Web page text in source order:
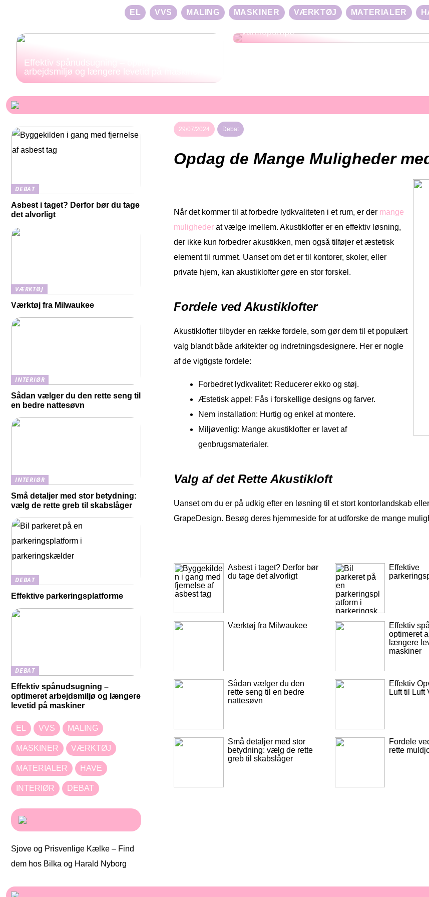
EL VVS MALING MASKINER VÆRKTØJ MATERIALER
Effektiv spånudsugning – optimeret
arbejdsmiljø og længere levetid på maskiner
Effektiv Opvarmning med Luft til Luft
Varmepumpe
29/07/2024 Debat
Opdag de Mange Muligheder
Når det kommer til at forbedre lydkvaliteten i et rum, er der mange
muligheder at vælge imellem. Akustiklofter er en effektiv løsning,
der ikke kun forbedrer akustikken, men også tilføjer et æstetisk
element til rummet. Uanset om det er til kontorer, skoler, eller
private hjem, kan akustiklofter gøre en stor forskel.
Fordele ved Akustiklofter
Akustiklofter tilbyder en række fordele, som gør dem til et populært
valg blandt både arkitekter og indretningsdesignere. Her er nogle
af de vigtigste fordele:
Forbedret lydkvalitet: Reducerer ekko og støj.
Æstetisk appel: Fås i forskellige designs og farver.
Nem installation: Hurtig og enkel at montere.
Miljøvenlig: Mange akustiklofter er lavet af
genbrugsmaterialer.
Valg af det Rette Akustikloft
Uanset om du er på udkig efter en løsning til et stort kontorlandskab
GrapeDesign. Besøg deres hjemmeside for at udforske de mange
Asbest i taget? Derfor bør
du tage det alvorligt
Værktøj fra Milwaukee
Sådan vælger du den
rette seng til en bedre
nattesøvn
Små detaljer med stor
betydning: vælg de rette
greb til skabslåger
Effektive
Effektiv
optimeret
længere
maskiner
Effektiv
Luft til Luft
Fordele
rette
DEBAT
Asbest i taget? Derfor bør du tage
det alvorligt
VÆRKTØJ
Værktøj fra Milwaukee
INTERIØR
Sådan vælger du den rette seng til
en bedre nattesøvn
INTERIØR
Små detaljer med stor betydning:
vælg de rette greb til skabslåger
DEBAT
Effektive parkeringsplatforme
DEBAT
Effektiv spånudsugning –
optimeret arbejdsmiljø og længere
levetid på maskiner
EL VVS MALING
MASKINER VÆRKTØJ
MATERIALER HAVE
INTERIØR DEBAT
Sjove og Prisvenlige Kælke – Find
dem hos Bilka og Harald Nyborg